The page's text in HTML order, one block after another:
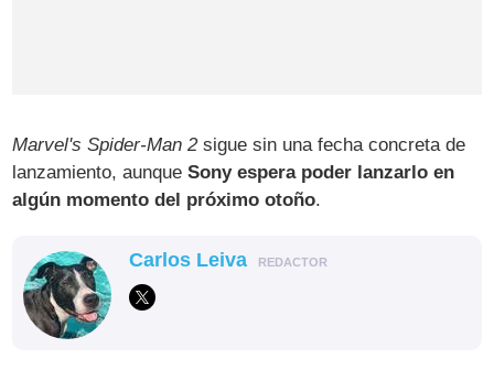
Marvel's Spider-Man 2sigue sin una fecha concreta de
lanzamiento, aunqueSony espera poder lanzarlo en
algún momento del próximo otoño.
Carlos Leiva REDACTOR